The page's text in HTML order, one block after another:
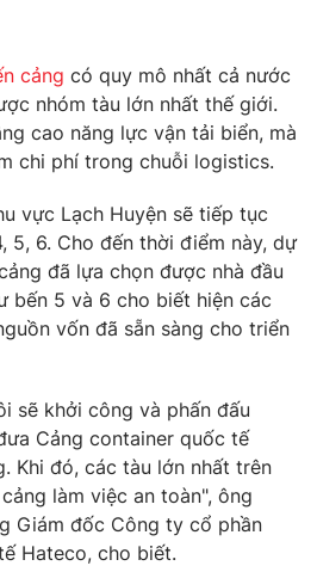
lai
cảng có quy mô nhất cả nước
nhóm tàu lớn nhất thế giới.
cao năng lực vận tải biển, mà
chi phí trong chuỗi logistics.
vực Lạch Huyện sẽ tiếp tục
5, 6. Cho đến thời điểm này, dự
đã lựa chọn được nhà đầu
bến 5 và 6 cho biết hiện các
vốn đã sẵn sàng cho triển
sẽ khởi công và phấn đấu
Cảng container quốc tế
Khi đó, các tàu lớn nhất trên
làm việc an toàn", ông
Giám đốc Công ty cổ phần
Hateco, cho biết.